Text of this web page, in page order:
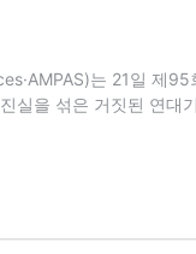
는 21일 제95
실을 섞은 거짓된 연대기